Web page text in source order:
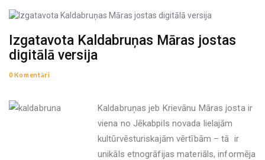
Izgatavota Kaldabruņas Māras jostas
digitālā versija
0 Komentāri
Kaldabruņas jeb Krievānu Māras josta ir
viena no Jēkabpils novada lielajām
kultūrvēsturiskajām vērtībām – tā ir
unikāls etnogrāfijas materiāls, informēja